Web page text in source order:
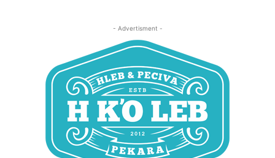
- Advertisment -